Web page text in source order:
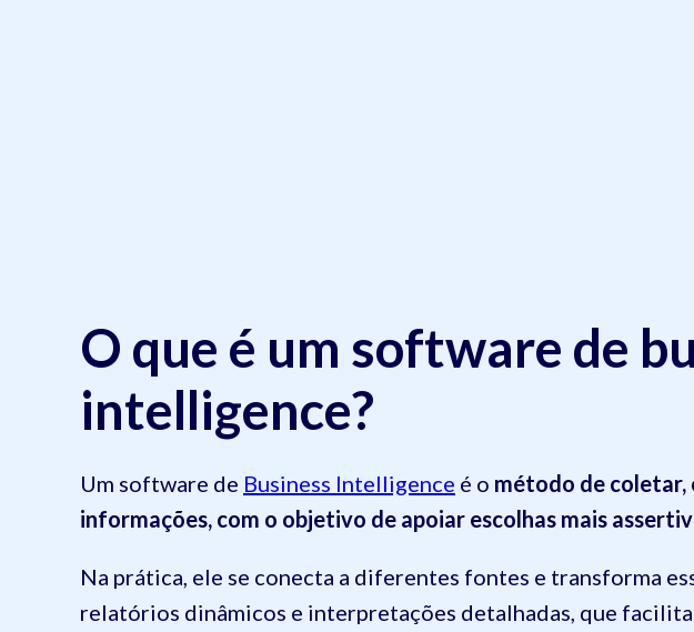
O que é um software de
intelligence?
Um software de Business Intelligence é o método de coletar,
informações, com o objetivo de apoiar escolhas mais
Na prática, ele se conecta a diferentes fontes e transforma
relatórios dinâmicos e interpretações detalhadas, que